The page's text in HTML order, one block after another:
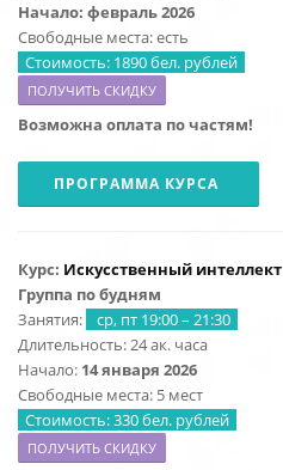
Начало: февраль 2026
Свободные места: есть
Стоимость: 1890 бел. рублей
ПОЛУЧИТЬ СКИДКУ
Возможна оплата по частям!
ПРОГРАММА КУРСА
Курс: Искусственный интеллект
Группа по будням
Занятия:
ср, пт 19:00 – 21:30
Длительность: 24 ак. часа
Начало: 14 января 2026
Свободные места: 5 мест
Стоимость: 330 бел. рублей
ПОЛУЧИТЬ СКИДКУ